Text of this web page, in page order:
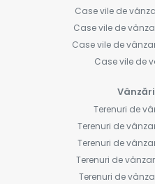
Case vile de
Case vile de
Case vile de
Case vile de
Terenuri de
Terenuri de
Terenuri de
Terenuri de
Terenuri de